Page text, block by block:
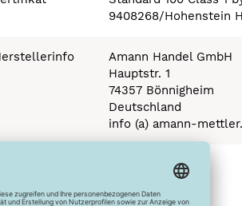
9408268/Hohenstein
Amann Handel GmbH
Hauptstr. 1
74357 Bönnigheim
Deutschland
info (a) amann-